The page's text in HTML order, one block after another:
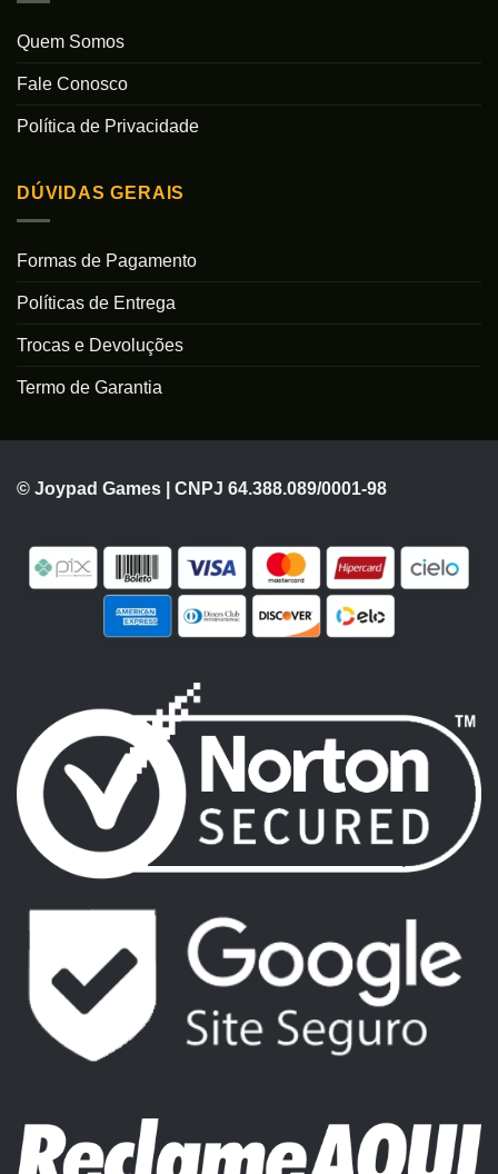
Quem Somos
Fale Conosco
Política de Privacidade
DÚVIDAS GERAIS
Formas de Pagamento
Políticas de Entrega
Trocas e Devoluções
Termo de Garantia
© Joypad Games | CNPJ 64.388.089/0001-98